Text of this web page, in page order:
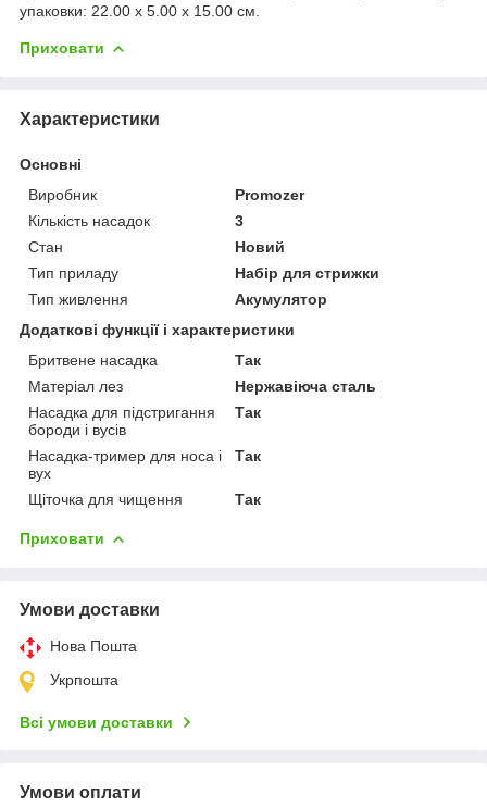
упаковки: 22.00 х 5.00 х 15.00 см.
Приховати
Характеристики
Основні
Виробник
Promozer
Кількість насадок
3
Стан
Новий
Тип приладу
Набір для стрижки
Тип живлення
Акумулятор
Додаткові функції і характеристики
Бритвене насадка
Так
Матеріал лез
Нержавіюча сталь
Насадка для підстригання
бороди і вусів
Так
Насадка-тример для носа і
вух
Так
Щіточка для чищення Так
Приховати
Умови доставки
Нова Пошта
Укрпошта
Всі умови доставки
Умови оплати